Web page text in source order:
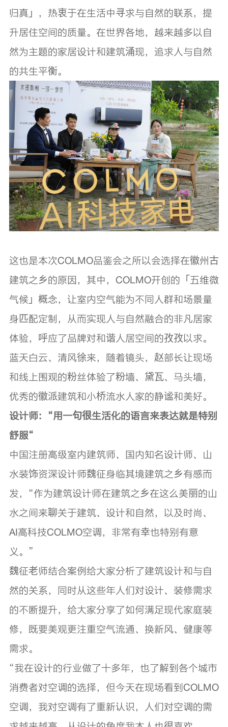
归真」，热衷于在生活中寻求与自然的联系，提
升居住空间的质量。在世界各地，越来越多以自
然为主题的家居设计和建筑涌现，追求人与自然
的共生平衡。
这也是本次COLMO品鉴会之所以会选择在徽州古
建筑之乡的原因，其中，COLMO开创的「五维微
气候」概念，让室内空气能为不同人群和场景量
身匹配定制，从而实现人与自然融合的非凡居家
体验，呼应了品牌对和谐人居空间的孜孜以求。
蓝天白云、清风徐来，随着镜头，赵部长让现场
和线上围观的粉丝体验了粉墙、黛瓦、马头墙，
优秀的徽派建筑和小桥流水人家的静谧和美好。
设计师：“用一句很生活化的语言来表达就是特别
舒服“
中国注册高级室内建筑师、国内知名设计师、山
水装饰资深设计师魏征身临其境建筑之乡有感而
发，“作为建筑设计师在建筑之乡在这么美丽的山
水之间来聊关于建筑、设计和自然，以及时尚、
AI高科技COLMO空调，非常有幸也特别有意
义。”
魏征老师结合案例给大家分析了建筑设计和与自
然的关系，同时从这些年人们对设计、装修需求
的不断提升，给大家分享了如何满足现代家庭装
修，既要美观更注重空气流通、换新风、健康等
需求。
“我在设计的行业做了十多年，也了解到各个城市
消费者对空调的选择，但今天在现场看到COLMO
空调，我对空调有了重新认识，人们对空调的需